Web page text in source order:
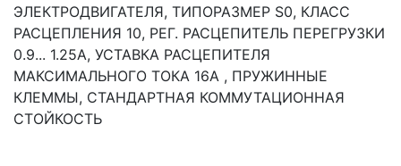
ЭЛЕКТРОДВИГАТЕЛЯ, ТИПОРАЗМЕР S0, КЛАСС
РАСЦЕПЛЕНИЯ 10, РЕГ. РАСЦЕПИТЕЛЬ ПЕРЕГРУЗКИ
0.9... 1.25A, УСТАВКА РАСЦЕПИТЕЛЯ
МАКСИМАЛЬНОГО ТОКА 16A , ПРУЖИННЫЕ
КЛЕММЫ, СТАНДАРТНАЯ КОММУТАЦИОННАЯ
СТОЙКОСТЬ